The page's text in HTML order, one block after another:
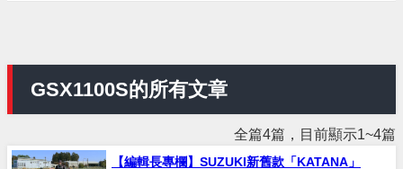
GSX1100S的所有文章
全篇4篇，目前顯示1~4篇
【編輯長專欄】SUZUKI新舊款「KATANA」